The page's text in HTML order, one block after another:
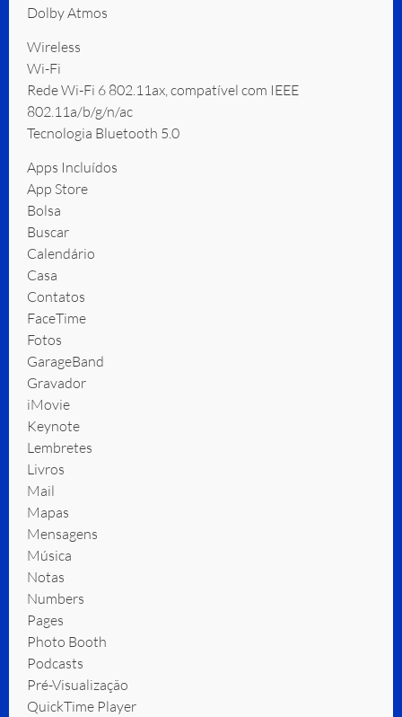
Dolby Atmos
Wireless
Wi-Fi
Rede Wi-Fi 6 802.11ax, compatível com IEEE
802.11a/b/g/n/ac
Tecnologia Bluetooth 5.0
Apps Incluídos
App Store
Bolsa
Buscar
Calendário
Casa
Contatos
FaceTime
Fotos
GarageBand
Gravador
iMovie
Keynote
Lembretes
Livros
Mail
Mapas
Mensagens
Música
Notas
Numbers
Pages
Photo Booth
Podcasts
Pré-Visualização
QuickTime Player